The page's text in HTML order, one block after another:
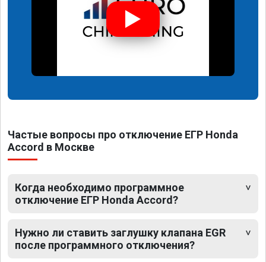
Частые вопросы про отключение ЕГР Honda
Accord в Москве
Когда необходимо программное
отключение ЕГР Honda Accord?
Нужно ли ставить заглушку клапана EGR
после программного отключения?